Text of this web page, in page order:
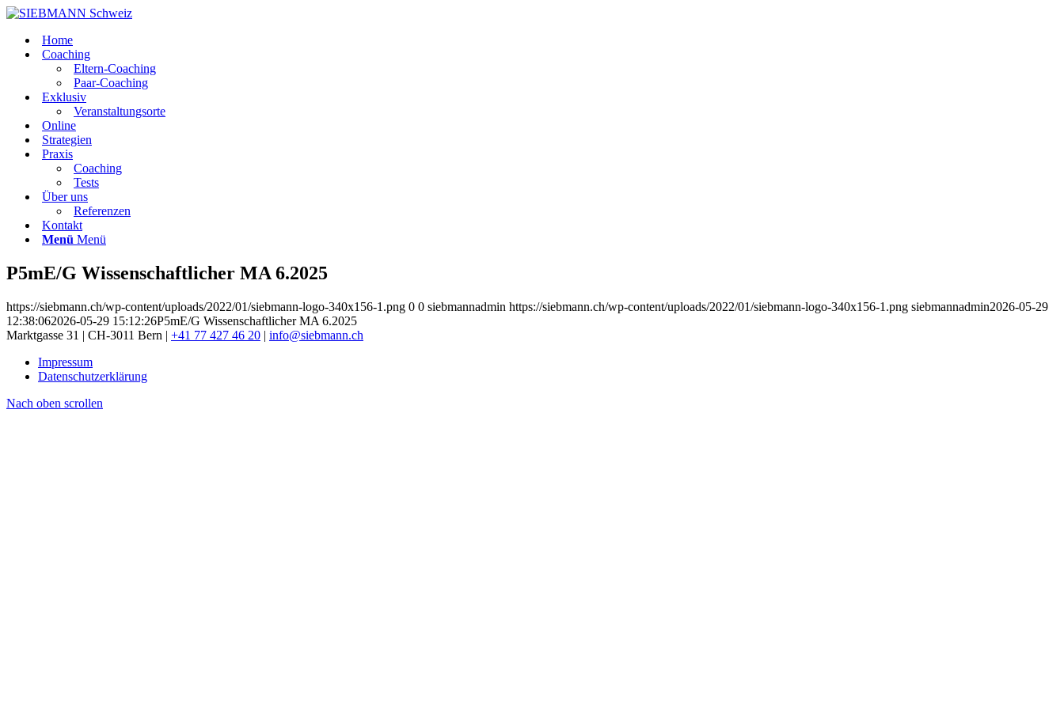
Home
Coaching
Eltern-Coaching
Paar-Coaching
Exklusiv
Veranstaltungsorte
Online
Strategien
Praxis
Coaching
Tests
Über uns
Referenzen
Kontakt
Menü Menü
P5mE/G Wissenschaftlicher MA 6.2025
https://siebmann.ch/wp-content/uploads/2022/01/siebmann-logo-340x156-1.png 0 0 siebmannadmin https://siebmann.ch/wp-content/uploads/2022/01/siebmann-logo-340x156-1.png siebmannadmin2026-05-29
12:38:062026-05-29 15:12:26P5mE/G Wissenschaftlicher MA 6.2025
Marktgasse 31 | CH-3011 Bern | +41 77 427 46 20 | info@siebmann.ch
Impressum
Datenschutzerklärung
Nach oben scrollen